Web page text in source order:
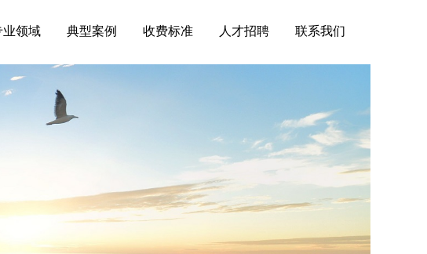
业领域 典型案例 收费标准 人才招聘 联系我们